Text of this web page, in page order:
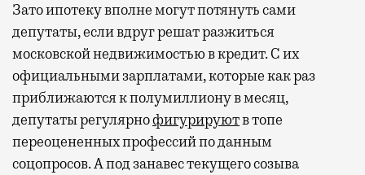
Зато ипотеку вполне могут потянуть сами
депутаты, если вдруг решат разжиться
московской недвижимостью в кредит. С их
официальными зарплатами, которые как раз
приближаются к полумиллиону в месяц,
депутаты регулярнофигурируютв топе
переоцененных профессий по данным
соцопросов. А под занавес текущего созыва